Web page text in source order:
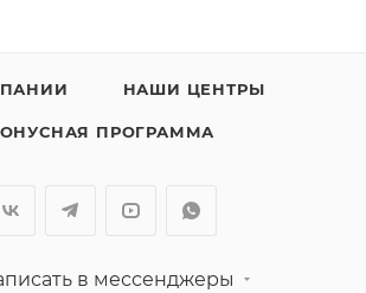
НАШИ ЦЕНТРЫ
ПРОГРАММА
в мессенджеры